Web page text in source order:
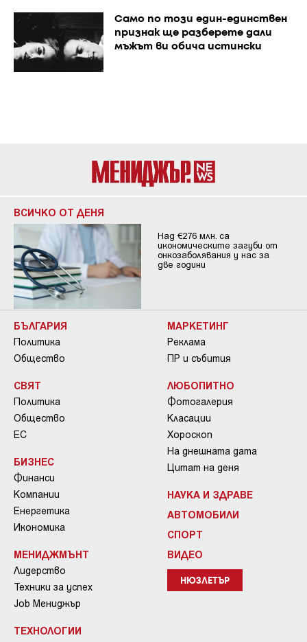
Само по този един-единствен
признак ще разберете дали
мъжът ви обича истински
ВСИЧКО ОТ ДЕНЯ
Над €276 млн. са
икономическите загуби от
онкозаболявания у нас за
две години
БЪЛГАРИЯ
Политика
Общество
СВЯТ
Политика
Общество
ЕС
БИЗНЕС
Финанси
Компании
Енергетика
Икономика
МЕНИДЖМЪНТ
Лидерство
Техники за успех
Job Мениджър
ТЕХНОЛОГИИ
МАРКЕТИНГ
Реклама
ПР и събития
ЛЮБОПИТНО
Фотогалерия
Класации
Хороскоп
На днешната дата
Цитат на деня
НАУКА И ЗДРАВЕ
АВТОМОБИЛИ
СПОРТ
ВИДЕО
НЮЗЛЕТЪР